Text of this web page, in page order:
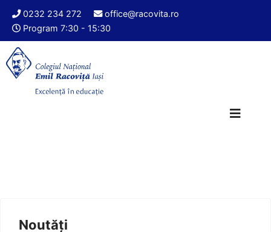
0232 234 272
office@racovita.ro
Program 7:30 - 15:30
Noutăți